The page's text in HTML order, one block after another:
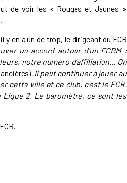
de voir les « Rouges et Jaunes »
en a un de trop, le dirigeant du FCR
un accord autour d'un FCRM :
notre numéro d'affiliation... On
. Il peut continuer à jouer au
cette ville et ce club, c'est le FCR.
Ligue 2. Le baromètre, ce sont les